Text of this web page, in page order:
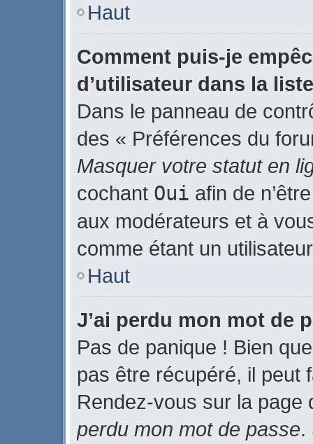
Haut
Comment puis-je
d’utilisateur dans la
Dans le panneau de
des « Préférences du
Masquer votre statut en
cochant Oui afin de
aux modérateurs et à
comme étant un
Haut
J’ai perdu mon mot de
Pas de panique ! Bien
pas être récupéré, il peut
Rendez-vous sur la
perdu mon mot de passe.